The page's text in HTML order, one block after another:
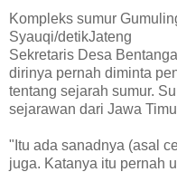
Kompleks sumur
Syauqi/detikJateng
Sekretaris Desa
dirinya pernah diminta
tentang sejarah sumur.
sejarawan dari Jawa
"Itu ada sanadnya (asal
juga. Katanya itu pernah